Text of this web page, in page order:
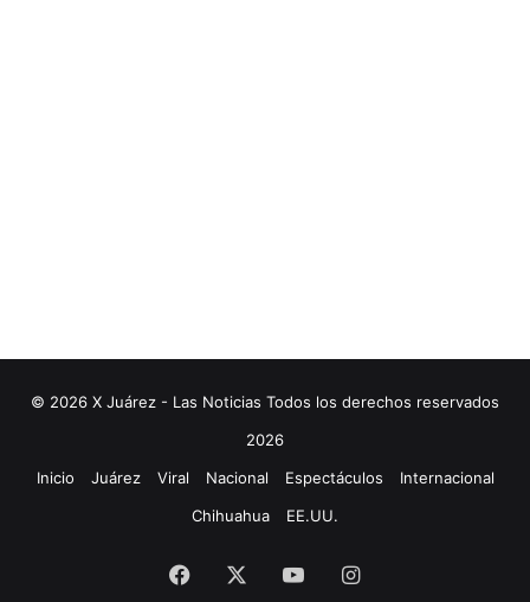
© 2026 X Juárez - Las Noticias Todos los derechos reservados
2026
Inicio
Juárez Viral Nacional Espectáculos
Internacional
Chihuahua
EE.UU.
Facebook YouTubeInstagram